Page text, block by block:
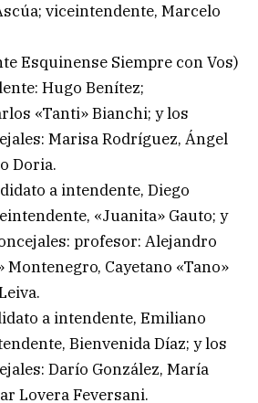
viceintendente, Marcelo
Esquinense Siempre con Vos)
Hugo Benítez;
«Tanti» Bianchi; y los
Marisa Rodríguez, Ángel
Doria.
a intendente, Diego
«Juanita» Gauto; y
profesor: Alejandro
Montenegro, Cayetano «Tano»
a intendente, Emiliano
Bienvenida Díaz; y los
Darío González, María
Lovera Feversani.